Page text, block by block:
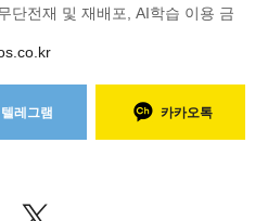
단전재 및 재배포, AI학습 이용 금
텔레그램 카카오톡
트위